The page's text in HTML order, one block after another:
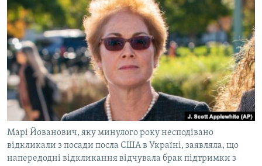
ВСЕ ЗА ДЕНЬ
СПЕЦПРОЕКТИ
ДЕПОРТАЦІЯ
ВІДЕОУРОКИ «ELIFBE»
СВІДЧЕННЯ ОКУПАЦІЇ
УКРАЇНСЬКА ПРОБЛЕМА КРИМУ
ІНФОГРАФІКА
ЯК ОБІЙТИ БЛОКУВАННЯ
Русский
Qırımtatar
ДОЛУЧАЙСЯ!
Марі Йованович, яку минулого року несподівано
відкликали з посади посла США в Україні, заявляла, що
напередодні відкликання відчувала брак підтримки з